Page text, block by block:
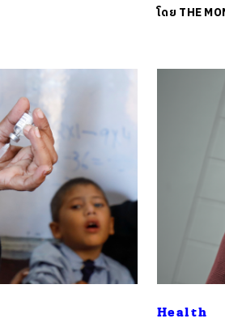
โดย THE
Health